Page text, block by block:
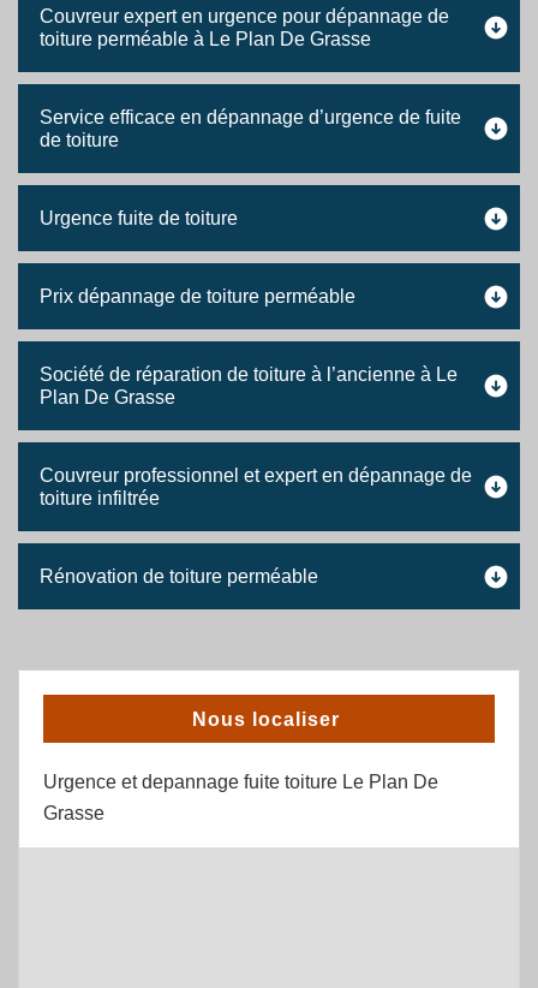
Couvreur expert en urgence pour dépannage de
toiture perméable à Le Plan De Grasse
Service efficace en dépannage d’urgence de fuite
de toiture
Urgence fuite de toiture
Prix dépannage de toiture perméable
Société de réparation de toiture à l’ancienne à Le
Plan De Grasse
Couvreur professionnel et expert en dépannage de
toiture infiltrée
Rénovation de toiture perméable
Nous localiser
Urgence et depannage fuite toiture Le Plan De
Grasse